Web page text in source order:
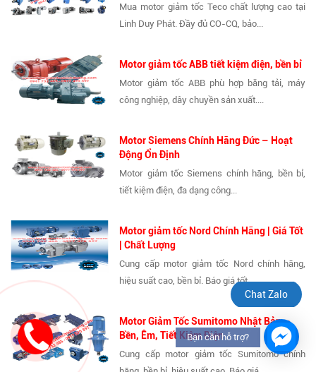
Mua motor giảm tốc Teco chất lượng cao tại
Linh Duy Phát. Đầy đủ CO-CQ, bảo...
Motor giảm tốc ABB tiết kiệm điện, bền bỉ
Motor giảm tốc ABB phù hợp băng tải, máy
công nghiệp, dây chuyền sản xuất....
Motor Siemens Chính Hãng Đức – Hoạt
Động Ổn Định
Motor giảm tốc Siemens chính hãng, bền bỉ,
tiết kiệm điện, đa dạng công...
Motor giảm tốc Nord Chính Hãng | Giá Tốt
| Chất Lượng
Cung cấp motor giảm tốc Nord chính hãng,
hiệu suất cao, bền bỉ. Báo giá tốt...
Motor Giảm Tốc Sumitomo Nhật Bản –
Bền, Êm, Tiết Kiệm Điện
Cung cấp motor giảm tốc Sumitomo chính
Chat Zalo
Bạn cần hỗ trợ?